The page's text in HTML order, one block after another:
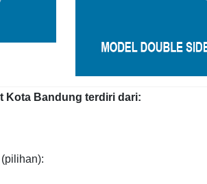
Kota Bandung terdiri dari: